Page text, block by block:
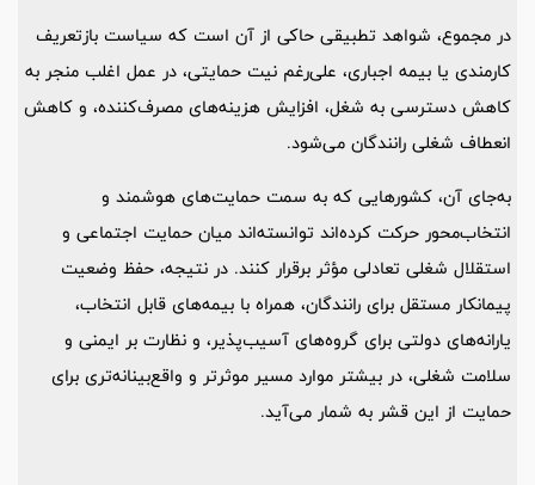
در مجموع، شواهد تطبیقی حاکی از آن است که سیاست بازتعریف
کارمندی یا بیمه‌ اجباری، علی‌رغم نیت حمایتی، در عمل اغلب منجر به
کاهش دسترسی به شغل، افزایش هزینه‌های مصرف‌کننده، و کاهش
انعطاف شغلی رانندگان می‌شود.
به‌جای آن، کشورهایی که به سمت حمایت‌های هوشمند و
انتخاب‌محور حرکت کرده‌اند توانسته‌اند میان حمایت اجتماعی و
استقلال شغلی تعادلی مؤثر برقرار کنند. در نتیجه، حفظ وضعیت
پیمانکار مستقل برای رانندگان، همراه با بیمه‌های قابل انتخاب،
یارانه‌های دولتی برای گروه‌های آسیب‌پذیر، و نظارت بر ایمنی و
سلامت شغلی، در بیشتر موارد مسیر موثرتر و واقع‌بینانه‌تری برای
حمایت از این قشر به شمار می‌آید.